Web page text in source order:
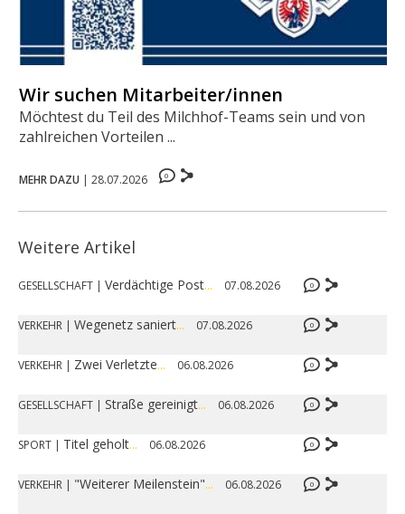
Wir suchen Mitarbeiter/innen
Möchtest du Teil des Milchhof-Teams sein und von
zahlreichen Vorteilen ...
MEHR DAZU | 28.07.2026 0
Weitere Artikel
GESELLSCHAFT | Verdächtige Post... 07.08.2026 0
VERKEHR | Wegenetz saniert... 07.08.2026 0
VERKEHR | Zwei Verletzte... 06.08.2026 0
GESELLSCHAFT | Straße gereinigt... 06.08.2026 0
SPORT | Titel geholt... 06.08.2026 0
VERKEHR | "Weiterer Meilenstein"... 06.08.2026 0